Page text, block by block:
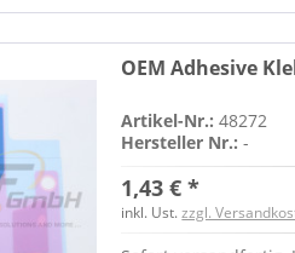
OEM Adhesive
Artikel-Nr.:48272
Hersteller Nr.:-
1,43 € *
inkl. Ust.zzgl.